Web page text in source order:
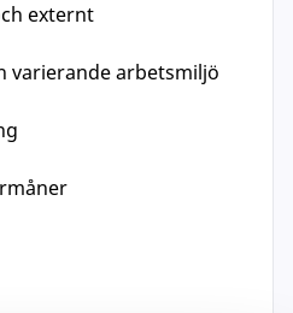
externt
varierande arbetsmiljö